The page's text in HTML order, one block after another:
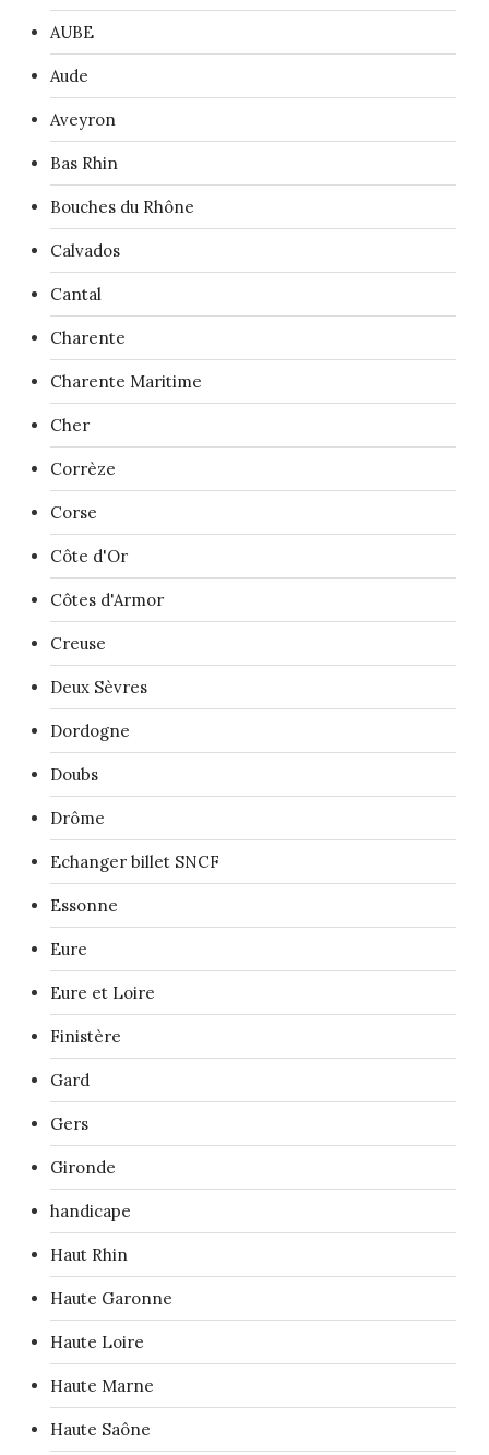
AUBE
Aude
Aveyron
Bas Rhin
Bouches du Rhône
Calvados
Cantal
Charente
Charente Maritime
Cher
Corrèze
Corse
Côte d'Or
Côtes d'Armor
Creuse
Deux Sèvres
Dordogne
Doubs
Drôme
Echanger billet SNCF
Essonne
Eure
Eure et Loire
Finistère
Gard
Gers
Gironde
handicape
Haut Rhin
Haute Garonne
Haute Loire
Haute Marne
Haute Saône